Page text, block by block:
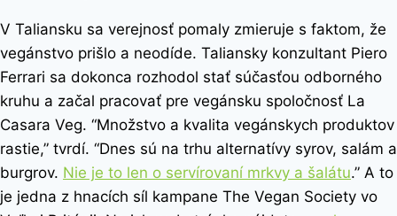
V Taliansku sa verejnosť pomaly zmieruje s faktom, že
vegánstvo prišlo a neodíde. Taliansky konzultant Piero
Ferrari sa dokonca rozhodol stať súčasťou odborného
kruhu a začal pracovať pre vegánsku spoločnosť La
Casara Veg. “Množstvo a kvalita vegánskych produktov
rastie,” tvrdí. “Dnes sú na trhu alternatívy syrov, salám a
burgrov. Nie je to len o servírovaní mrkvy a šalátu.” A to
je jedna z hnacích síl kampane The Vegan Society vo